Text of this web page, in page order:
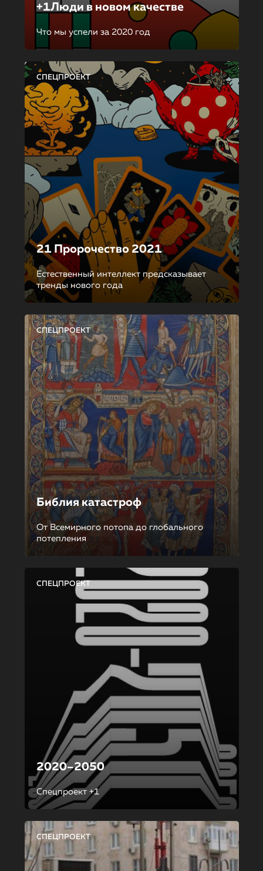
+1Люди в новом качестве
Что мы успели за 2020 год
СПЕЦПРОЕКТ
21 Пророчество 2021
Естественный интеллект предсказывает
тренды нового года
СПЕЦПРОЕКТ
Библия катастроф
От Всемирного потопа до глобального
потепления
СПЕЦПРОЕКТ
2020–2050
Спецпроект +1
СПЕЦПРОЕКТ